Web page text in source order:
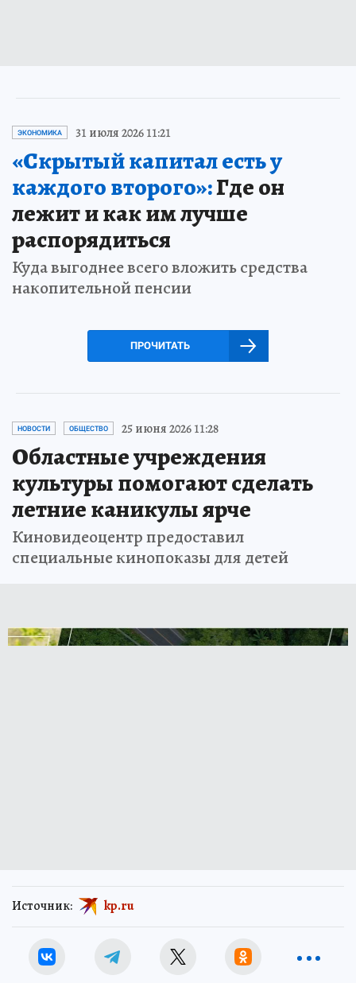
ЭКОНОМИКА 31 июля 2026 11:21
«Скрытый капитал есть у
каждого второго»:Где он
лежит и как им лучше
распорядиться
Куда выгоднее всего вложить средства
накопительной пенсии
ПРОЧИТАТЬ
НОВОСТИ ОБЩЕСТВО 25 июня 2026 11:28
Областные учреждения
культуры помогают сделать
летние каникулы ярче
Киновидеоцентр предоставил
специальные кинопоказы для детей
Источник: kp.ru